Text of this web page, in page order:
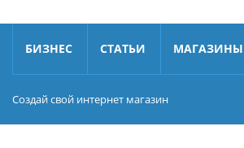
БИЗНЕС СТАТЬИ МАГАЗИНЫ
Создай свой интернет магазин